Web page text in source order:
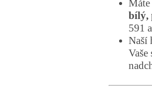
bílý,
591
Naší